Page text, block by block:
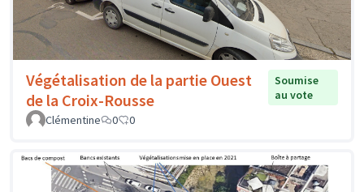
Végétalisation de la partie Ouest
de la Croix-Rousse
Soumise
au vote
Clémentine
0 0